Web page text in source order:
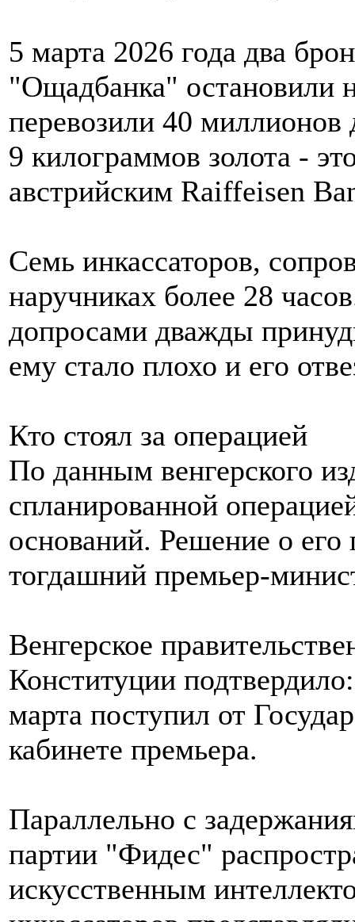
5 марта 2026 года два
"Ощадбанка" остановили
перевозили 40
9 килограммов золота -
австрийским Raiffeisen
Семь инкассаторов,
наручниках более 28
допросами дважды
ему стало плохо и его
Кто стоял за операцией
По данным венгерского
спланированной
оснований. Решение о
тогдашний премьер-
Венгерское
Конституции
марта поступил от
кабинете премьера.
Параллельно с
партии "Фидес"
искусственным